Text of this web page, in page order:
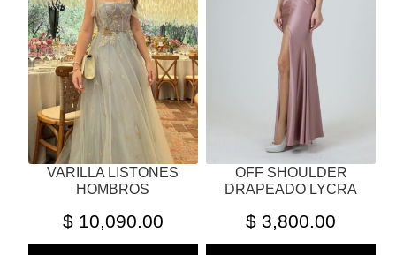
VARILLA LISTONES
HOMBROS
$10,090.00
OPCIONES
SE
PUEDEN
ELEGIR
EN
LA
PÁGINA
OFF SHOULDER
DRAPEADO LYCRA
$ 3,800.00
OPCIONES